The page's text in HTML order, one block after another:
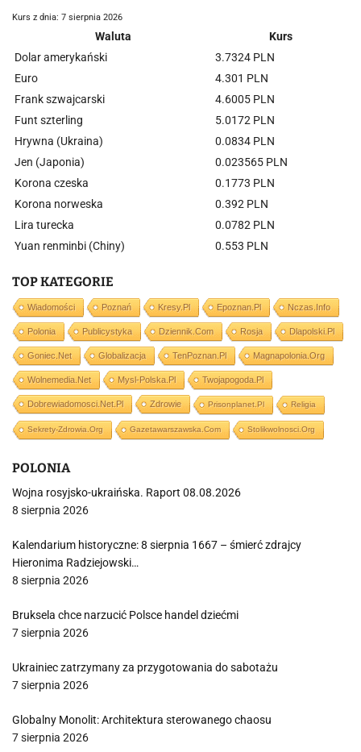
Kurs z dnia: 7 sierpnia 2026
Waluta
Kurs
Dolar amerykański
3.7324 PLN
Euro
4.301 PLN
Frank szwajcarski
4.6005 PLN
Funt szterling
5.0172 PLN
Hrywna (Ukraina)
0.0834 PLN
Jen (Japonia)
0.023565 PLN
Korona czeska
0.1773 PLN
Korona norweska
0.392 PLN
Lira turecka
0.0782 PLN
Yuan renminbi (Chiny)
0.553 PLN
TOP KATEGORIE
Wiadomości Poznań Kresy.pl Epoznan.pl Nczas.info
Polonia Publicystyka Dziennik.com Rosja Dlapolski.pl
Goniec.net Globalizacja TenPoznan.pl Magnapolonia.org
Wolnemedia.net Mysl-Polska.pl Twojapogoda.pl
Dobrewiadomosci.net.pl Zdrowie Prisonplanet.pl Religia
Sekrety-Zdrowia.org Gazetawarszawska.com Stolikwolnosci.org
POLONIA
Wojna rosyjsko-ukraińska. Raport 08.08.2026
8 sierpnia 2026
Kalendarium historyczne: 8 sierpnia 1667 – śmierć zdrajcy
Hieronima Radziejowski…
8 sierpnia 2026
Bruksela chce narzucić Polsce handel dziećmi
7 sierpnia 2026
Ukrainiec zatrzymany za przygotowania do sabotażu
7 sierpnia 2026
Globalny Monolit: Architektura sterowanego chaosu
7 sierpnia 2026